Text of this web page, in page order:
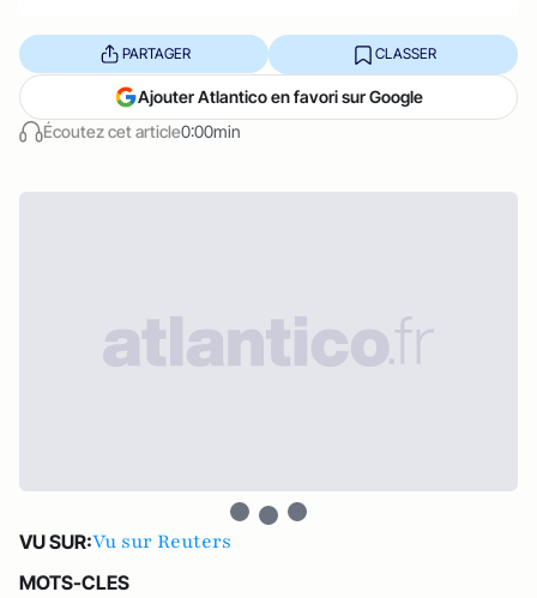
Écoutez cet article0:00min
PARTAGER CLASSER
Ajouter Atlantico en favori sur Google
VU SUR:Vu sur Reuters
MOTS-CLES